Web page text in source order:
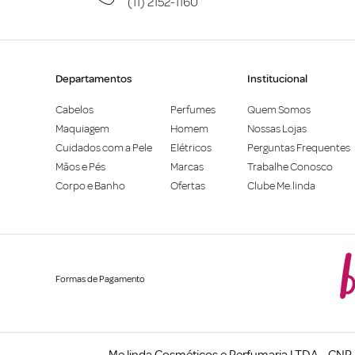
Departamentos
Cabelos
Maquiagem
Cuidados com a Pele
Mãos e Pés
Corpo e Banho
Perfumes
Homem
Elétricos
Marcas
Ofertas
Institucional
Quem Somos
Nossas Lojas
Perguntas Frequentes
Trabalhe Conosco
Clube Me.linda
Formas de Pagamento